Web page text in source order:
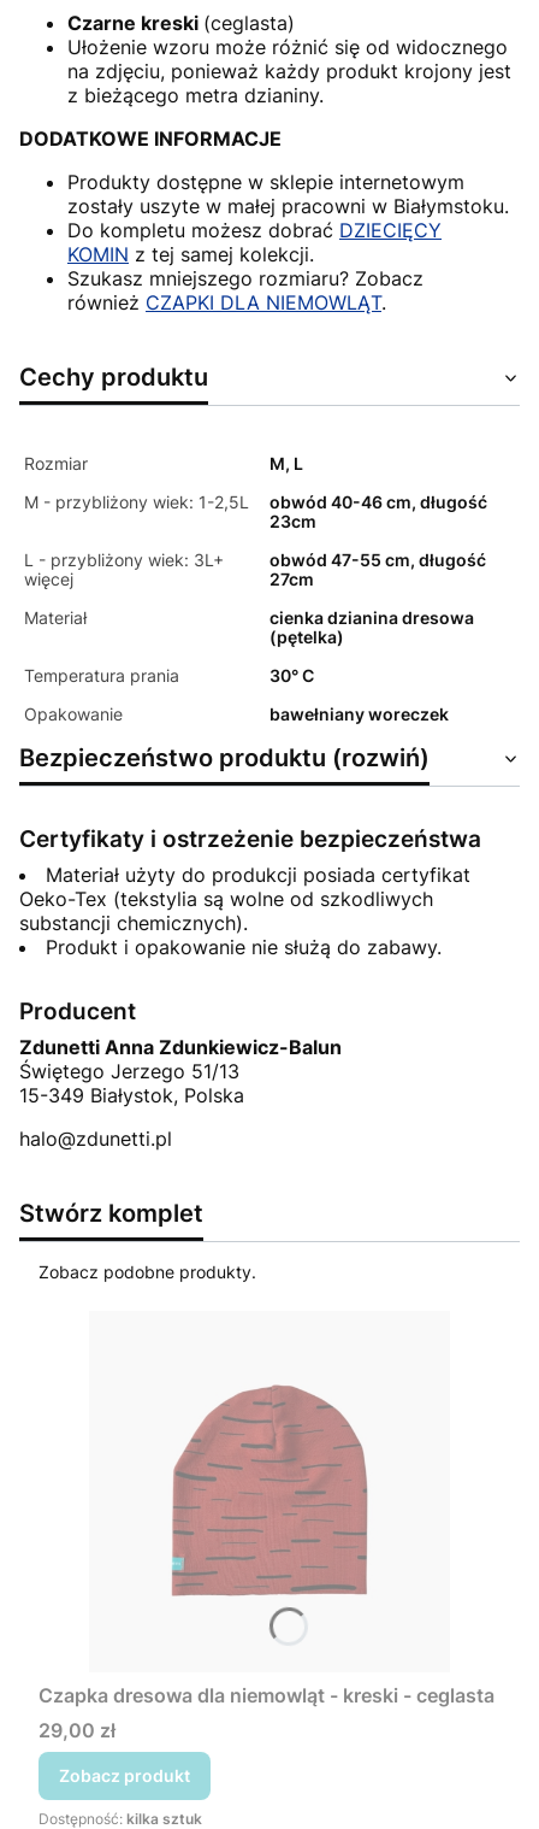
Czarne kreski (ceglasta)
Ułożenie wzoru może różnić się od widocznego
na zdjęciu, ponieważ każdy produkt krojony jest
z bieżącego metra dzianiny.
DODATKOWE INFORMACJE
Produkty dostępne w sklepie internetowym
zostały uszyte w małej pracowni w Białymstoku.
Do kompletu możesz dobrać DZIECIĘCY
KOMIN z tej samej kolekcji.
Szukasz mniejszego rozmiaru? Zobacz
również CZAPKI DLA NIEMOWLĄT.
Cechy produktu
Rozmiar
M, L
M - przybliżony wiek: 1-2,5L
obwód 40-46 cm, długość
23cm
L - przybliżony wiek: 3L+
więcej
obwód 47-55 cm, długość
27cm
Materiał
cienka dzianina dresowa
(pętelka)
Temperatura prania
30° C
Opakowanie
bawełniany woreczek
Bezpieczeństwo produktu (rozwiń)
Certyfikaty i ostrzeżenie bezpieczeństwa
Materiał użyty do produkcji posiada certyfikat
Oeko-Tex (tekstylia są wolne od szkodliwych
substancji chemicznych).
Produkt i opakowanie nie służą do zabawy.
Producent
Zdunetti Anna Zdunkiewicz-Balun
Świętego Jerzego 51/13
15-349 Białystok, Polska
halo@zdunetti.pl
Stwórz komplet
Zobacz podobne produkty.
Czapka dresowa dla niemowląt - kreski - ceglasta
Cena
29,00 zł
Zobacz produkt
Dostępność: kilka sztuk